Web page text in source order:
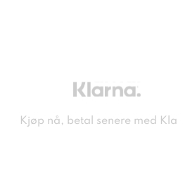
Kjøp nå, betal senere med